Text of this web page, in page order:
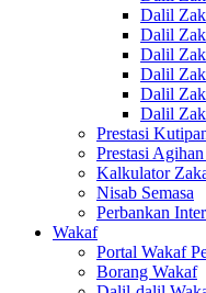
Dalil
Dalil
Dalil
Dalil
Dalil
Dalil
Prestasi
Prestasi
Kalkulator
Nisab Semasa
Perbankan
Wakaf
Portal Wakaf
Borang Wakaf